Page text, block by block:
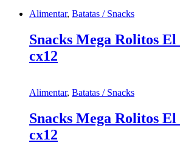
Alimentar, Batatas / Snacks
Snacks Mega Rolitos
cx12
Alimentar, Batatas / Snacks
Snacks Mega Rolitos
cx12